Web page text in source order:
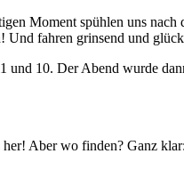
Moment spühlen uns nach
Und fahren grinsend und
und 10. Der Abend wurde
Aber wo finden? Ganz